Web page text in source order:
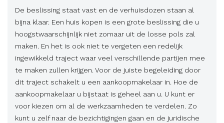
De beslissing staat vast en de verhuisdozen staan al
bijna klaar. Een huis kopen is een grote beslissing die u
hoogstwaarschijnlijk niet zomaar uit de losse pols zal
maken. En het is ook niet te vergeten een redelijk
ingewikkeld traject waar veel verschillende partijen mee
te maken zullen krijgen. Voor de juiste begeleiding door
dit traject schakelt u een aankoopmakelaar in. Hoe de
aankoopmakelaar u bijstaat is geheel aan u. U kunt er
voor kiezen om al de werkzaamheden te verdelen. Zo
kunt u zelf naar de bezichtigingen gaan en de juridische